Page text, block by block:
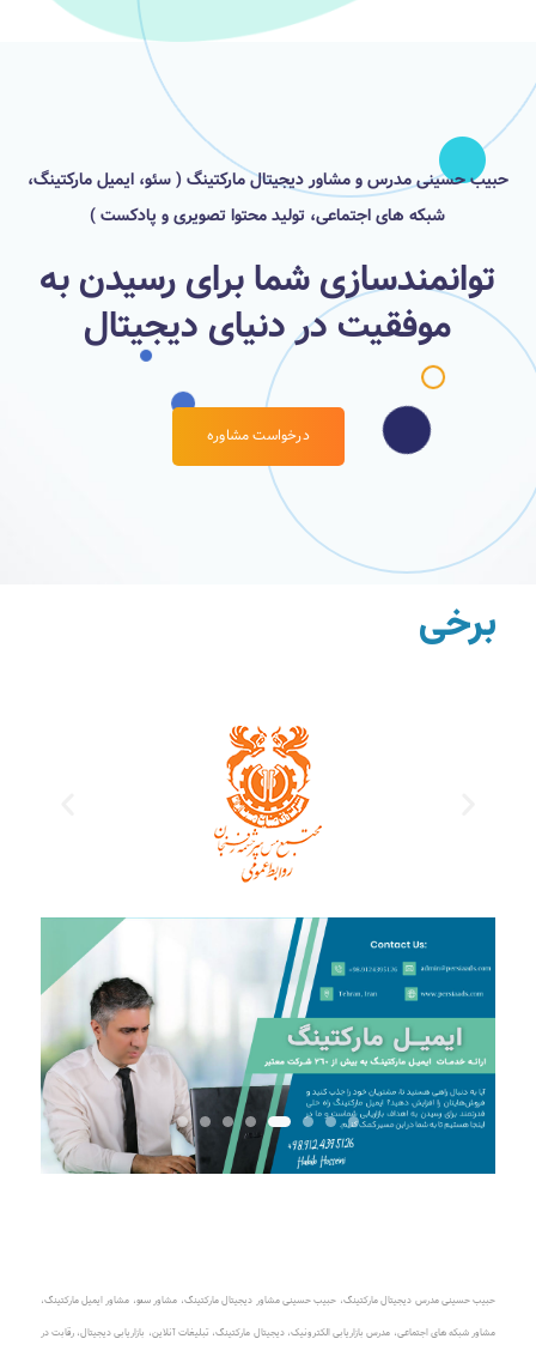
حبیب حسینی مدرس و مشاور دیجیتال مارکتینگ ( سئو، ایمیل مارکتینگ،
شبکه های اجتماعی، تولید محتوا تصویری و پادکست )
توانمندسازی شما برای رسیدن به
موفقیت در دنیای دیجیتال
درخواست مشاوره
برخی از مشتریان خدمات
حبیب حسینی مدرس دیجیتال مارکتینگ، حبیب حسینی مشاور دیجیتال مارکتینگ، مشاور سئو، مشاور ایمیل مارکتینگ،
مشاور شبکه های اجتماعی، مدرس بازاریابی الکترونیک،دیجیتال مارکتینگ، تبلیغات آنلاین، بازاریابی دیجیتال، رقابت در